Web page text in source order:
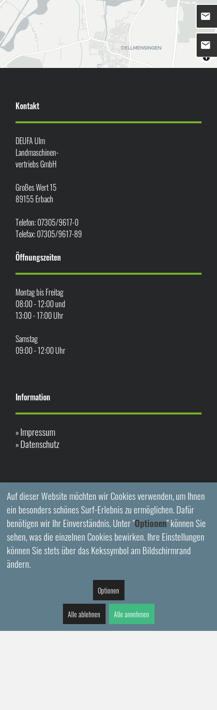
Kontakt
DEUFA Ulm
Landmaschinen-
vertriebs GmbH
Großes Wert 15
89155 Erbach
Telefon: 07305/9617-0
Telefax: 07305/9617-89
Öffnungszeiten
Montag bis Freitag
08:00 - 12:00 und
13:00 - 17:00 Uhr
Samstag
09:00 - 12:00 Uhr
Information
» Impressum
» Datenschutz
Auf dieser Website möchten wir Cookies verwenden, um Ihnen
ein besonders schönes Surf-Erlebnis zu ermöglichen. Dafür
benötigen wir Ihr Einverständnis. Unter "Optionen" können Sie
sehen, was die einzelnen Cookies bewirken. Ihre Einstellungen
können Sie stets über das Kekssymbol am Bildschirmrand
ändern.
Optionen
Alle ablehnen Alle annehmen